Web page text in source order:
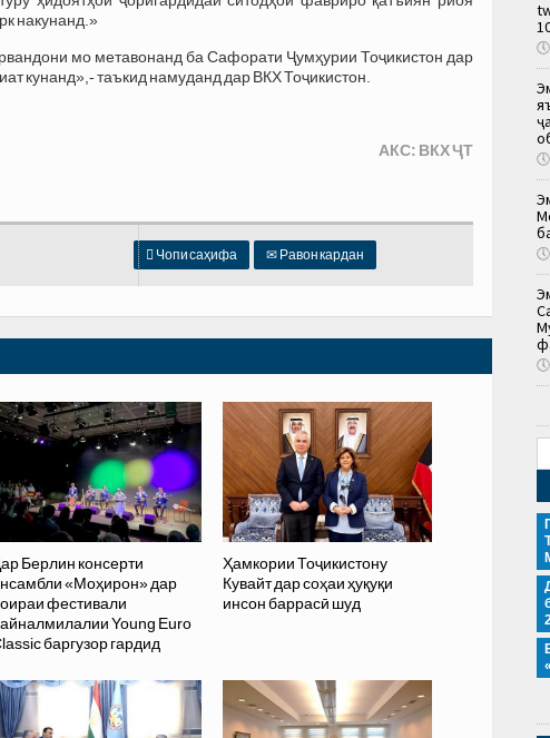
накунанд.»
мо метавонанд ба Сафорати Ҷумҳурии Тоҷикистон дар
кунанд»,- таъкид намуданд дар ВКХ Тоҷикистон.
АКС: ВКХ ҶТ
 Чопи саҳифа ✉ Равон кардан
Берлин консерти
«Моҳирон» дар
фестивали
Young Euro
баргузор гардид
Ҳамкории Тоҷикистону
Кувайт дар соҳаи ҳуқуқи
инсон баррасӣ шуд
🕔
🕔
🕔
🕔